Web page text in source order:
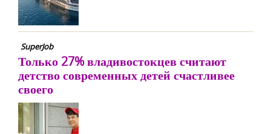
SuperJob
Только 27% владивостокцев считают
детство современных детей счастливее
своего